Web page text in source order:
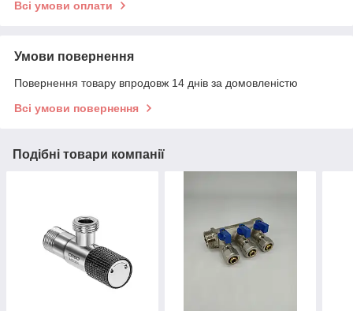
Всі умови оплати
Умови повернення
Повернення товару впродовж 14 днів за домовленістю
Всі умови повернення
Подібні товари компанії